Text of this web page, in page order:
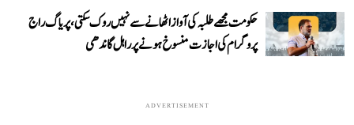
حکومت مجھے طلبہ کی آواز اٹھانے سے نہیں روک سکتی، پریاگ راج
پروگرام کی اجازت منسوخ ہونے پر راہل گاندھی
ADVERTISEMENT